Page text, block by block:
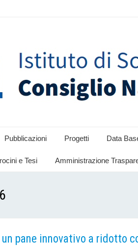
Pubblicazioni Progetti Data
e Tesi Amministrazione
pane innovativo a ridotto